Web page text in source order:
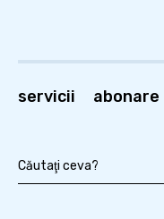
servicii abonare